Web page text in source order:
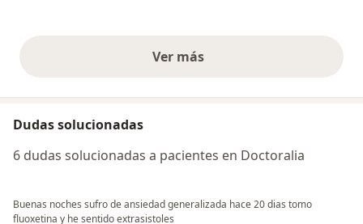
Ver másopiniones anteriores
Dudas solucionadas
6 dudas solucionadas a pacientes en Doctoralia
Buenas noches sufro de ansiedad generalizada hace 20 dias tomo
fluoxetina y he sentido extrasistoles